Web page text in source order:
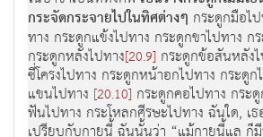
กระจัดกระจายไปในทิศต่างๆ กระดูกมือไ
ทาง กระดูกแข้งไปทาง กระดูกขาไปทาง ก
กระดูกหลังไปทาง[20.9] กระดูกข้อสันหลัง
ซี่โครงไปทาง กระดูกหน้าอกไปทาง กระดู
แขนไปทาง [20.10] กระดูกคอไปทาง กระ
ฟันไปทาง กระโหลกศีรษะไปทาง ฉันใด, เ